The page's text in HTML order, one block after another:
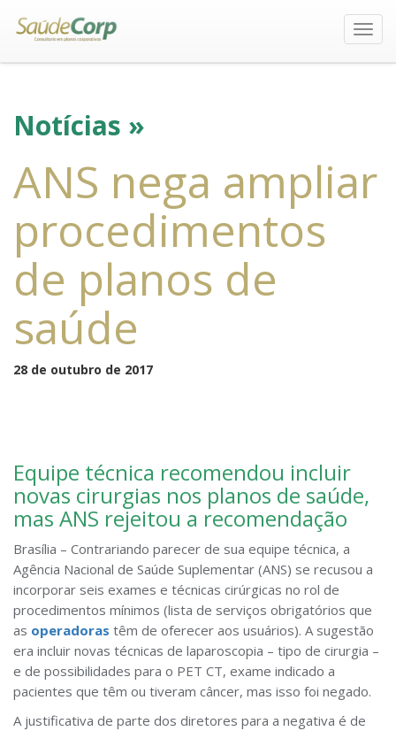
Notícias »
ANS nega ampliar
procedimentos
de planos de
saúde
28 de outubro de 2017
Equipe técnica recomendou incluir
novas cirurgias nos planos de saúde,
mas ANS rejeitou a recomendação
Brasília – Contrariando parecer de sua equipe técnica, a
Agência Nacional de Saúde Suplementar (ANS) se recusou a
incorporar seis exames e técnicas cirúrgicas no rol de
procedimentos mínimos (lista de serviços obrigatórios que
as operadoras têm de oferecer aos usuários). A sugestão
era incluir novas técnicas de laparoscopia – tipo de cirurgia –
e de possibilidades para o PET CT, exame indicado a
pacientes que têm ou tiveram câncer, mas isso foi negado.
A justificativa de parte dos diretores para a negativa é de